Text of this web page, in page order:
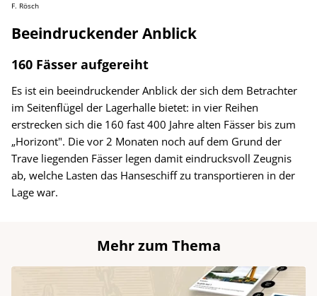
F. Rösch
Beeindruckender Anblick
160 Fässer aufgereiht
Es ist ein beeindruckender Anblick der sich dem Betrachter
im Seitenflügel der Lagerhalle bietet: in vier Reihen
erstrecken sich die 160 fast 400 Jahre alten Fässer bis zum
„Horizont". Die vor 2 Monaten noch auf dem Grund der
Trave liegenden Fässer legen damit eindrucksvoll Zeugnis
ab, welche Lasten das Hanseschiff zu transportieren in der
Lage war.
Mehr zum Thema